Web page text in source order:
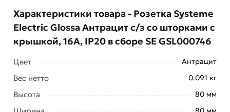
Характеристики товара - Розетка Systeme
Electric Glossa Антрацит с/з со шторками с
крышкой, 16А, IP20 в сборе SE GSL000746
Цвет Антрацит
Вес нетто 0.091 кг
Высота 80 мм